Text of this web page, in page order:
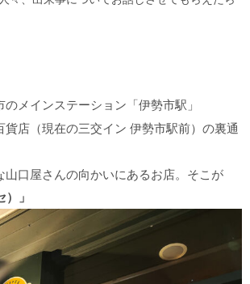
のメインステーション「 伊勢市駅」
貨店（現在の三交イン 伊勢市駅前） の裏通
山口屋さんの向かいにあるお店。そこが
）」